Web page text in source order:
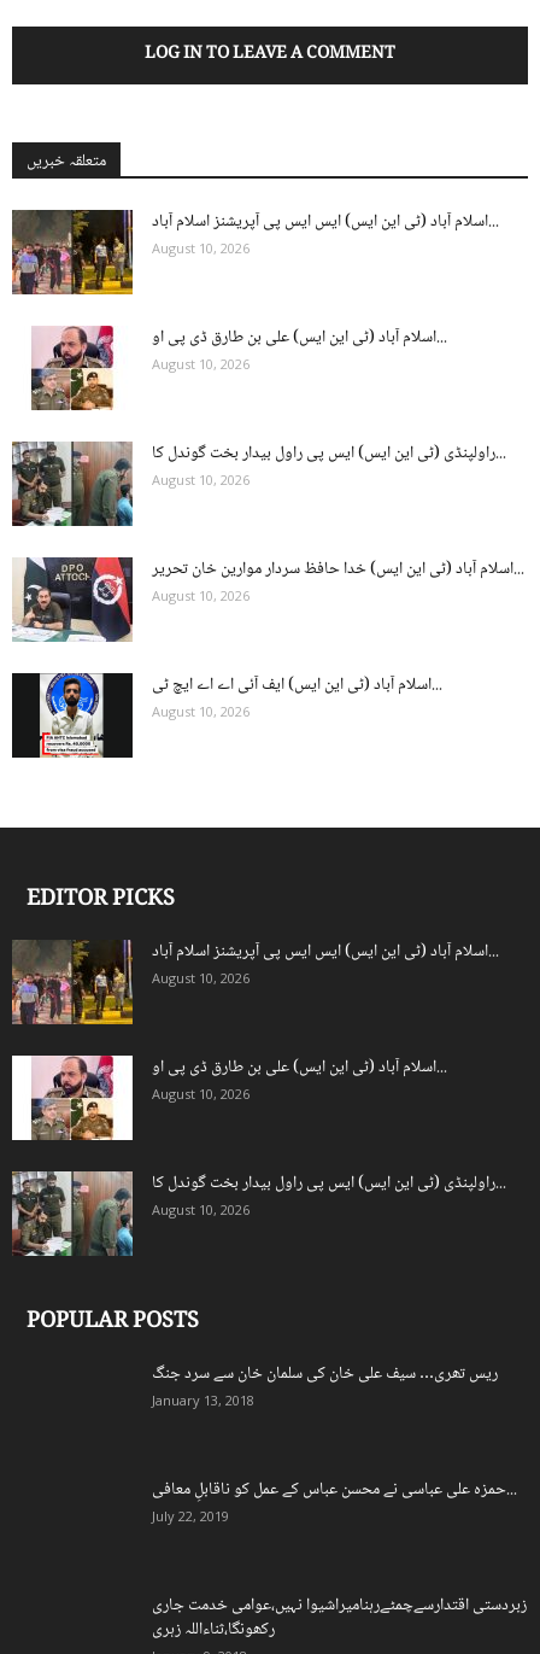
LOG IN TO LEAVE A COMMENT
متعلقہ خبریں
اسلام آباد (ٹی این ایس) ایس ایس پی آپریشنز اسلام آباد...
August 10, 2026
اسلام آباد (ٹی این ایس) علی بن طارق ڈی پی او...
August 10, 2026
راولپنڈی (ٹی این ایس) ایس پی راول بیدار بخت گوندل کا...
August 10, 2026
اسلام آباد (ٹی این ایس) خدا حافظ سردار موارین خان تحریر...
August 10, 2026
اسلام آباد (ٹی این ایس) ایف آئی اے اے ایچ ٹی...
August 10, 2026
EDITOR PICKS
اسلام آباد (ٹی این ایس) ایس ایس پی آپریشنز اسلام آباد...
August 10, 2026
اسلام آباد (ٹی این ایس) علی بن طارق ڈی پی او...
August 10, 2026
راولپنڈی (ٹی این ایس) ایس پی راول بیدار بخت گوندل کا...
August 10, 2026
POPULAR POSTS
ریس تھری… سیف علی خان کی سلمان خان سے سرد جنگ
January 13, 2018
حمزہ علی عباسی نے محسن عباس کے عمل کو ناقابلِ معافی...
July 22, 2019
زبردستی اقتدارسےچمٹےرہنامیراشیوا نہیں،عوامی خدمت جاری
رکھونگا،ثناءاللہ زہری